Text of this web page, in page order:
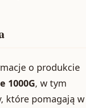
o produkcie
1000G, w tym
które pomagają w